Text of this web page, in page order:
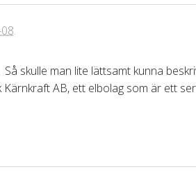
.
skulle man lite lättsamt kunna
Kärnkraft AB, ett elbolag som är ett